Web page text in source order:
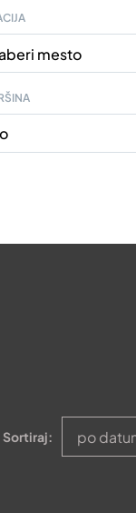
mesto
Sortiraj: po